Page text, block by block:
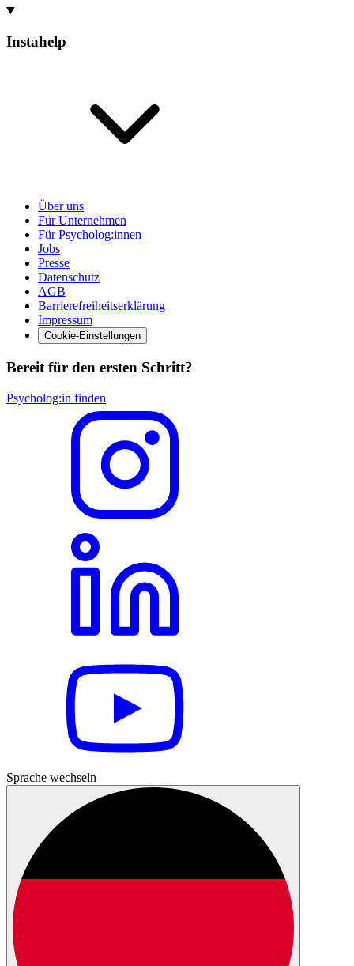
Instahelp
Über uns
Für Unternehmen
Für Psycholog:innen
Jobs
Presse
Datenschutz
AGB
Barrierefreiheitserklärung
Impressum
Cookie-Einstellungen
Bereit für den ersten Schritt?
Psycholog:in finden
Sprache wechseln